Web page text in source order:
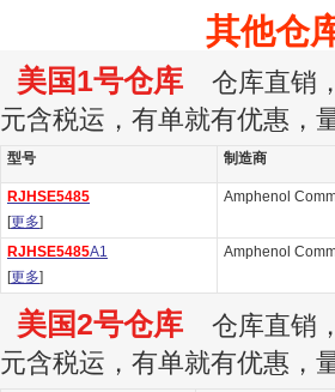
其他仓
美国1号仓库 仓库直销
元含税运，有单就有优惠，
型号 制造商
RJHSE5485
[更多]
Amphenol
RJHSE5485A1
[更多]
Amphenol
美国2号仓库 仓库直销
元含税运，有单就有优惠，